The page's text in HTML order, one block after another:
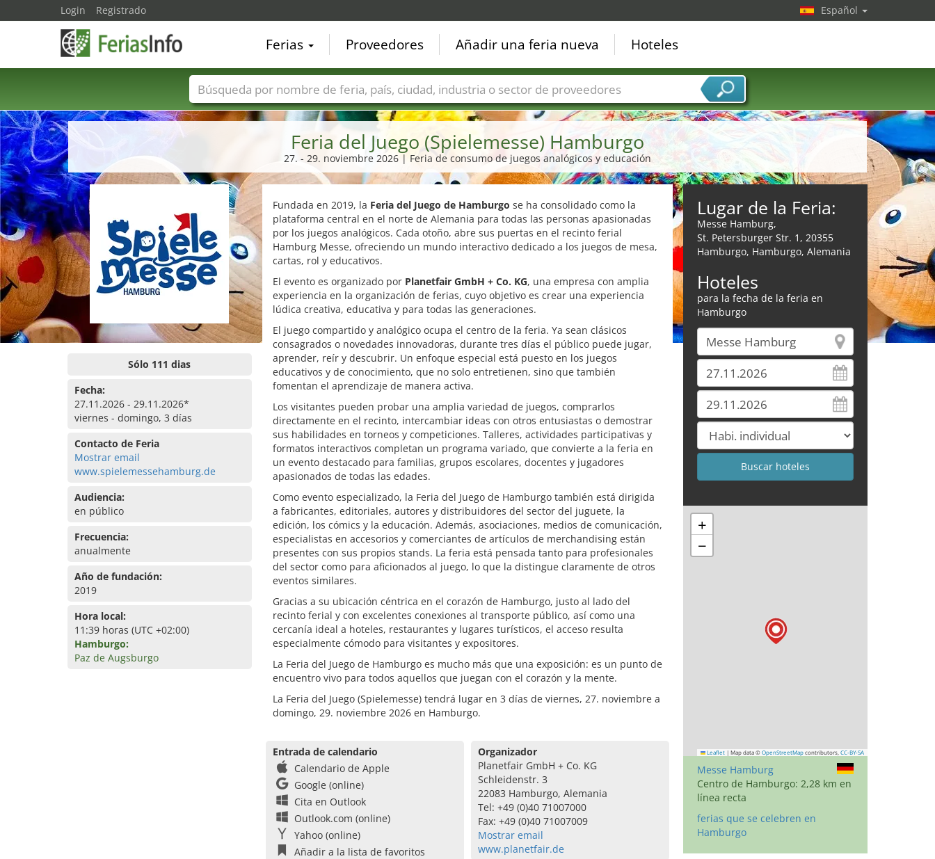
Feria del Juego (Spielemesse) Hamburgo
27. - 29. noviembre 2026 | Feria de consumo de juegos analógicos y educación
Sólo 111 dias
Fecha:
27.11.2026 - 29.11.2026*
viernes - domingo, 3 días
Contacto de Feria
Mostrar email
www.spielemessehamburg.de
Audiencia:
en público
Frecuencia:
anualmente
Año de fundación:
2019
Hora local:
11:39 horas (UTC +02:00)
Hamburgo:
Paz de Augsburgo
Fundada en 2019, la Feria del Juego de Hamburgo se ha consolidado como la
plataforma central en el norte de Alemania para todas las personas apasionadas
por los juegos analógicos. Cada otoño, abre sus puertas en el recinto ferial
Hamburg Messe, ofreciendo un mundo interactivo dedicado a los juegos de mesa,
cartas, rol y educativos.
El evento es organizado por Planetfair GmbH + Co. KG, una empresa con amplia
experiencia en la organización de ferias, cuyo objetivo es crear una experiencia
lúdica creativa, educativa y para todas las generaciones.
El juego compartido y analógico ocupa el centro de la feria. Ya sean clásicos
consagrados o novedades innovadoras, durante tres días el público puede jugar,
aprender, reír y descubrir. Un enfoque especial está puesto en los juegos
educativos y de conocimiento, que no solo entretienen, sino que también
fomentan el aprendizaje de manera activa.
Los visitantes pueden probar una amplia variedad de juegos, comprarlos
directamente en el recinto, intercambiar ideas con otros entusiastas o demostrar
sus habilidades en torneos y competiciones. Talleres, actividades participativas y
formatos interactivos completan un programa variado, que convierte a la feria en
un evento destacado para familias, grupos escolares, docentes y jugadores
apasionados de todas las edades.
Como evento especializado, la Feria del Juego de Hamburgo también está dirigida
a fabricantes, editoriales, autores y distribuidores del sector del juguete, la
edición, los cómics y la educación. Además, asociaciones, medios de comunicación,
especialistas en accesorios y comerciantes de artículos de merchandising están
presentes con sus propios stands. La feria está pensada tanto para profesionales
del sector como para aficionados al juego, lo que la distingue claramente de otros
eventos similares.
Gracias a su ubicación céntrica en el corazón de Hamburgo, justo al lado del
recinto ferial y con excelentes conexiones al transporte público, así como una
cercanía ideal a hoteles, restaurantes y lugares turísticos, el acceso resulta
especialmente cómodo para visitantes y expositores.
La Feria del Juego de Hamburgo es mucho más que una exposición: es un punto de
encuentro vivo para todos aquellos que juegan con el corazón y la mente.
La Feria del Juego (Spielemesse) tendrá lugar en 3 días de viernes, 27. noviembre a
domingo, 29. noviembre 2026 en Hamburgo.
Entrada de calendario
Calendario de Apple
Google (online)
Cita en Outlook
Outlook.com (online)
Yahoo (online)
Añadir a la lista de favoritos
Organizador
Planetfair GmbH + Co. KG
Schleidenstr. 3
22083 Hamburgo, Alemania
Tel: +49 (0)40 71007000
Fax: +49 (0)40 71007009
Mostrar email
www.planetfair.de
Lugar de la Feria:
Messe Hamburg,
St. Petersburger Str. 1, 20355
Hamburgo, Hamburgo, Alemania
Hoteles
para la fecha de la feria en
Hamburgo
+
−
Leaflet | Map data © OpenStreetMap contributors, CC-BY-SA
Messe Hamburg
Centro de Hamburgo: 2,28 km en
línea recta
ferias que se celebren en
Hamburgo
Login Registrado Español
Ferias Proveedores Añadir una feria nueva Hoteles
Nombres de ferias Países Ciudades Sectores de ferias Sectores de proveedor de servicios